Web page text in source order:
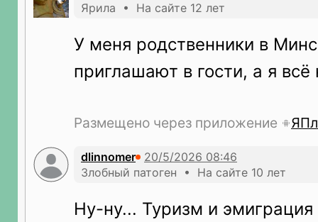
Ярила • На сайте 12 лет
У меня родственники в
приглашают в гости, а я всё
Размещено через приложение
dlinnomer
Злобный патоген • На сайте 10 лет
Ну-ну... Туризм и